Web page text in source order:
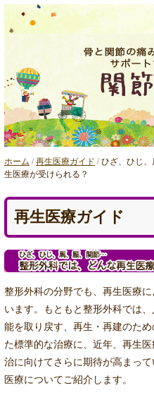
ホーム /再生医療ガイド /ひざ、ひじ
生医療が受けられる？
再生医療ガイド
整形外科の分野でも、再生医療
います。もともと整形外科では
能を取り戻す、再生・再建のた
た標準的な治療に、近年、再生
治に向けてさらに期待が高まっ
医療についてご紹介します。